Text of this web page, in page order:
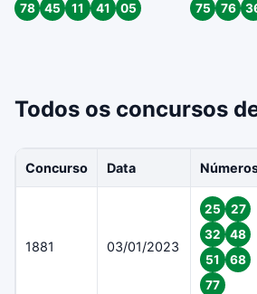
78 45 11 41 05 75 76
Todos os concursos
Concurso Data
1881 03/01/2023
25
27
32
48
51
68
77